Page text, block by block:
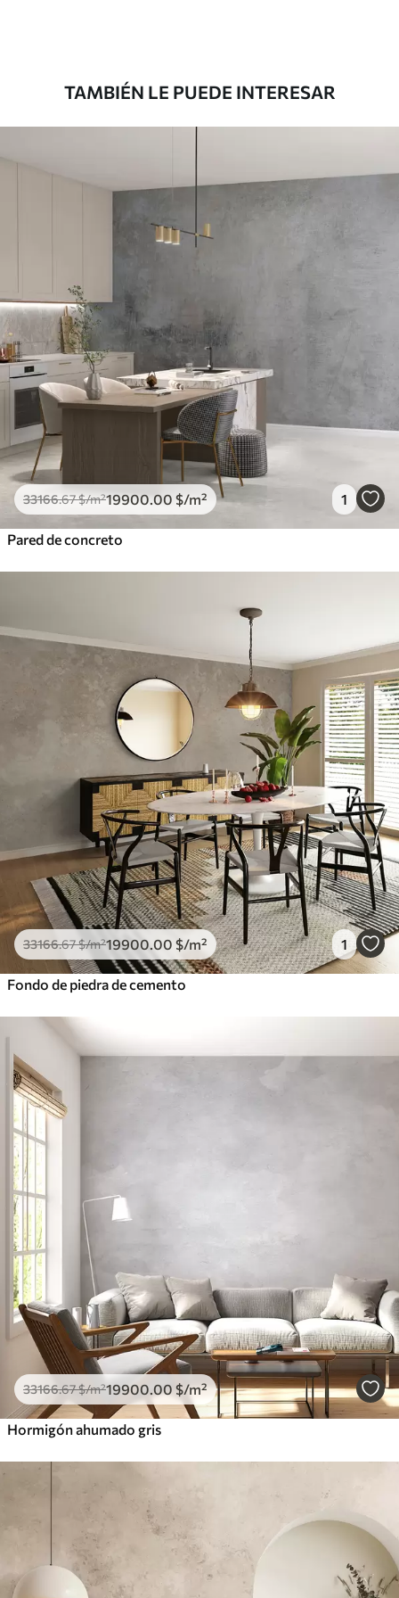
Vinilo Premium
43816.6726290.00$/m²
TAMBIÉN LE PUEDE INTERESAR
33166.67$/m²19900.00 $/m² 1
Pared de concreto
33166.67$/m²19900.00 $/m² 1
Fondo de piedra de cemento
33166.67$/m²19900 .00 $/m²
Hormigón ahumado gris